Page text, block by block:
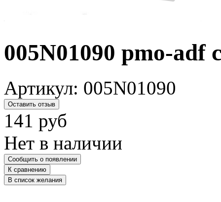
005N01090 pmo-adf
Артикул: 005N01090
Оставить отзыв
141 руб
Нет в наличии
Сообщить о появлении
К сравнению
В список желания